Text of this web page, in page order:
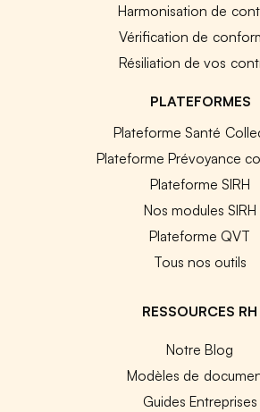
Harmonisation de
Vérification de
Résiliation de vos
PLATEFORMES
Plateforme Santé
Plateforme Prévoyance
Plateforme SIRH
Nos modules SIRH
Plateforme QVT
Tous nos outils
RESSOURCES RH
Notre Blog
Modèles de
Guides Entreprises